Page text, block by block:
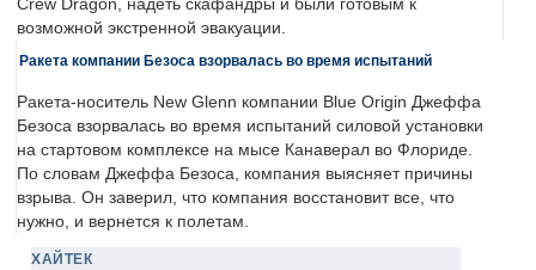
Crew Dragon, надеть скафандры и были готовым к
возможной экстренной эвакуации.
Ракета компании Безоса взорвалась во время испытаний
Ракета-носитель New Glenn компании Blue Origin Джеффа
Безоса взорвалась во время испытаний силовой установки
на стартовом комплексе на мысе Канаверал во Флориде.
По словам Джеффа Безоса, компания выясняет причины
взрыва. Он заверил, что компания восстановит все, что
нужно, и вернется к полетам.
ХАЙТЕК